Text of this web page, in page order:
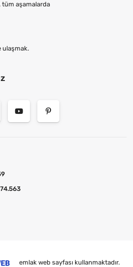
tüm aşamalarda
ulaşmak.
emlak web sayfasıkullanmaktadır.